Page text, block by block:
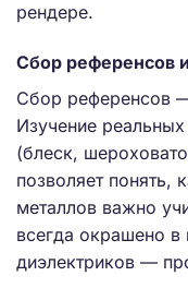
рендере.
Сбор референсов
Сбор референсов
Изучение
(блеск,
позволяет понять,
металлов важно
всегда окрашено в
диэлектриков —